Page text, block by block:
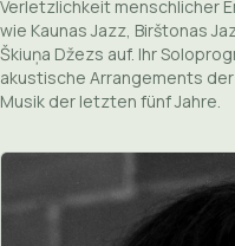
Verletzlichkeit menschlicher
wie Kaunas Jazz, Birštonas
Škiuņa Džezs auf. Ihr
akustische Arrangements
Musik der letzten fünf Jahre.